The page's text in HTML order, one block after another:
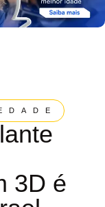
3D é